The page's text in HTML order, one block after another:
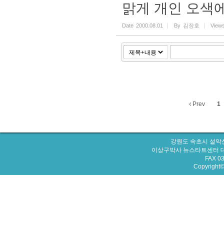
맑게 개인 오색
Date 2000.08.01 By 김장호
Prev 1
강원도 속초시 설
이상구박사 뉴스타트센터
FAX